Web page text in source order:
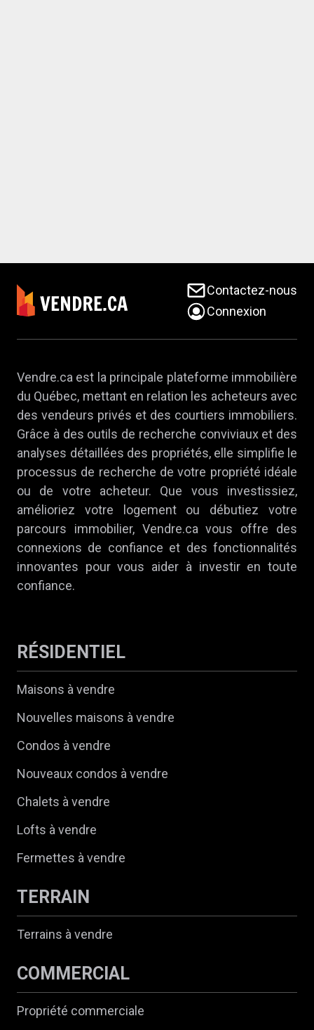
Contactez-nous
Connexion
Vendre.ca est la principale plateforme immobilière
du Québec, mettant en relation les acheteurs avec
des vendeurs privés et des courtiers immobiliers.
Grâce à des outils de recherche conviviaux et des
analyses détaillées des propriétés, elle simplifie le
processus de recherche de votre propriété idéale
ou de votre acheteur. Que vous investissiez,
amélioriez votre logement ou débutiez votre
parcours immobilier, Vendre.ca vous offre des
connexions de confiance et des fonctionnalités
innovantes pour vous aider à investir en toute
confiance.
RÉSIDENTIEL
Maisons à vendre
Nouvelles maisons à vendre
Condos à vendre
Nouveaux condos à vendre
Chalets à vendre
Lofts à vendre
Fermettes à vendre
TERRAIN
Terrains à vendre
COMMERCIAL
Propriété commerciale